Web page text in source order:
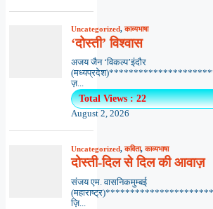
Uncategorized,काव्यभाषा
‘दोस्ती’ विश्वास
अजय जैन ‘विकल्प’इंदौर
ज़...
Total Views : 22
August 2, 2026
Uncategorized,कविता,काव्यभाषा
दोस्ती-दिल से दिल की आवाज़
संजय एम. वासनिकमुम्बई
ज़ि...